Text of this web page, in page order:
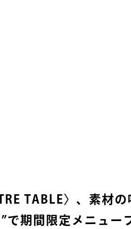
TABLE〉、素材
で期間限定メニュー